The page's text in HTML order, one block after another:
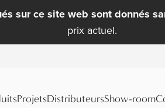
sur ce site web sont donnés
prix actuel.
ProjetsDistributeursShow-room